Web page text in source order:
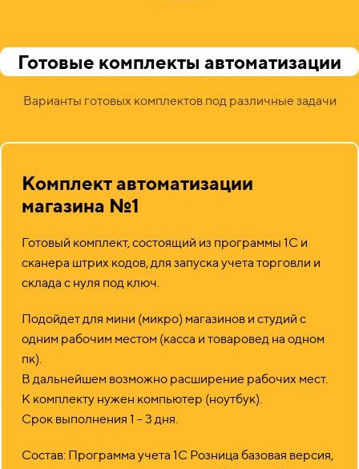
Готовые комплекты автоматизации
Варианты готовых комплектов под различные задачи
Комплект автоматизации
магазина №1
Готовый комплект, состоящий из программы 1С и
сканера штрих кодов, для запуска учета торговли и
склада с нуля под ключ.
Подойдет для мини (микро) магазинов и студий с
одним рабочим местом (касса и товаровед на одном
пк).
В дальнейшем возможно расширение рабочих мест.
К комплекту нужен компьютер (ноутбук).
Срок выполнения 1 - 3 дня.
Состав: Программа учета 1С Розница базовая версия,